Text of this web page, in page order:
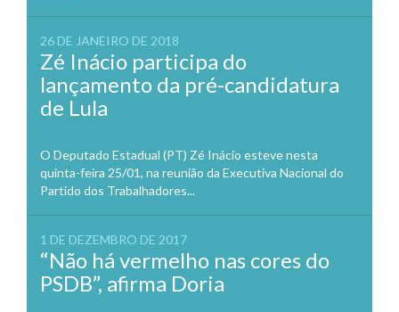
26 DE JANEIRO DE 2018
Zé Inácio participa do
lançamento da pré-candidatura
de Lula
O Deputado Estadual (PT) Zé Inácio esteve nesta
quinta-feira 25/01, na reunião da Executiva Nacional do
Partido dos Trabalhadores...
1 DE DEZEMBRO DE 2017
“Não há vermelho nas cores do
PSDB”, afirma Doria